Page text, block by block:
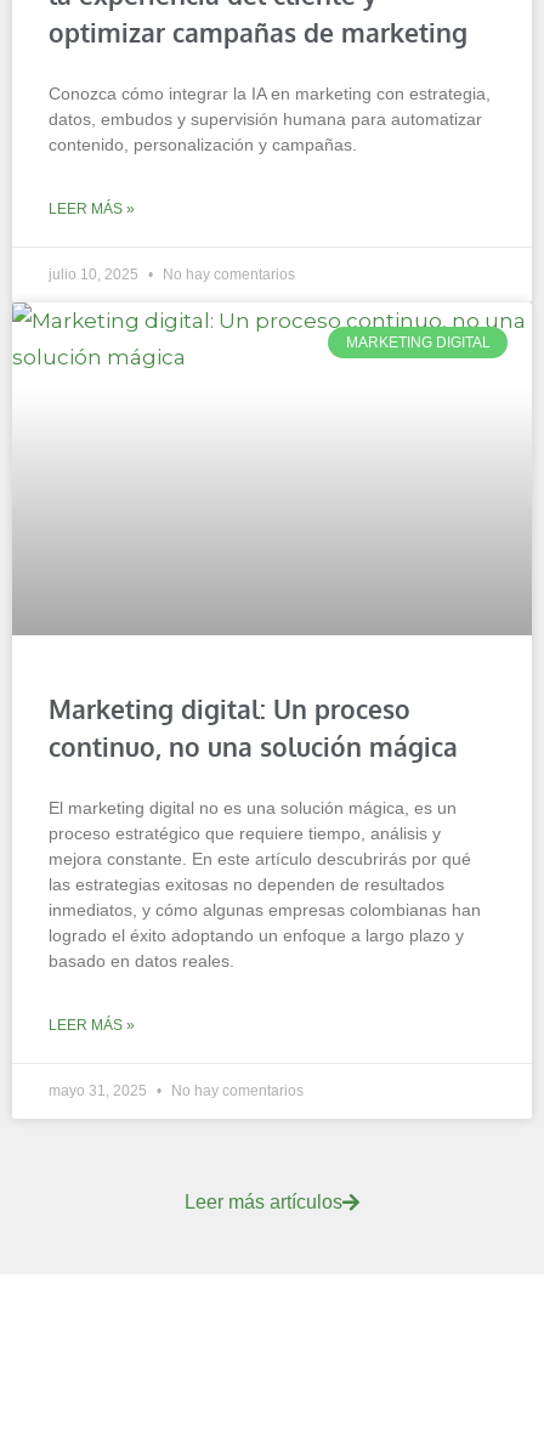
optimizar campañas de marketing
Conozca cómo integrar la IA en marketing con estrategia,
datos, embudos y supervisión humana para automatizar
contenido, personalización y campañas.
LEER MÁS »
julio 10, 2025 No hay comentarios
MARKETING DIGITAL
Marketing digital: Un proceso
continuo, no una solución mágica
El marketing digital no es una solución mágica, es un
proceso estratégico que requiere tiempo, análisis y
mejora constante. En este artículo descubrirás por qué
las estrategias exitosas no dependen de resultados
inmediatos, y cómo algunas empresas colombianas han
logrado el éxito adoptando un enfoque a largo plazo y
basado en datos reales.
LEER MÁS »
mayo 31, 2025 No hay comentarios
Leer más artículos